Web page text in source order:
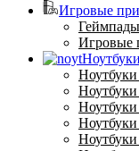
Игровые
Геймпады
Игровые
Ноутбуки